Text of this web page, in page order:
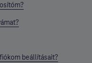
beállításait?